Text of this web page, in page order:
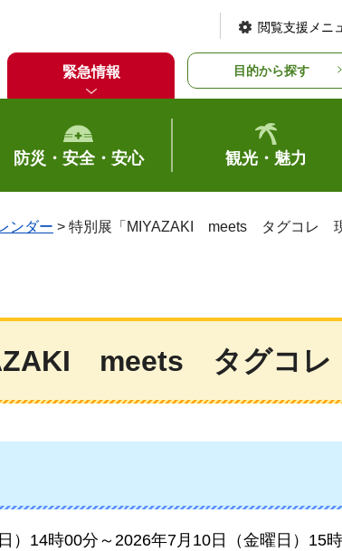
閲覧支援メニ
緊急情報 目的から探す
防災・安全・安心 観光・魅力
ンダー > 特別展「MIYAZAKI meets タグコレ
meets タグコレ
）14時00分～2026年7月10日（金曜日）15